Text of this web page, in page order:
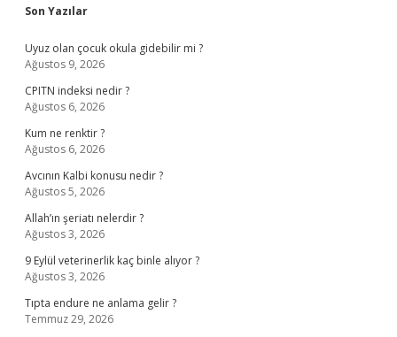
Sidebar
Son Yazılar
Uyuz olan çocuk okula gidebilir mi ?
Ağustos 9, 2026
CPITN indeksi nedir ?
Ağustos 6, 2026
Kum ne renktir ?
Ağustos 6, 2026
Avcının Kalbi konusu nedir ?
Ağustos 5, 2026
Allah’ın şeriatı nelerdir ?
Ağustos 3, 2026
9 Eylül veterinerlik kaç binle alıyor ?
Ağustos 3, 2026
Tıpta endure ne anlama gelir ?
Temmuz 29, 2026